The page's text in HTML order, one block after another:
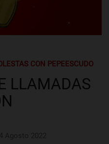
CON PEPEESCUDO
LLAMADAS